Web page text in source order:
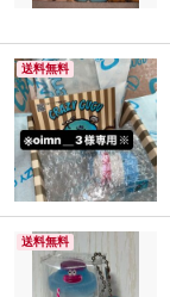
送料無料
送料無料